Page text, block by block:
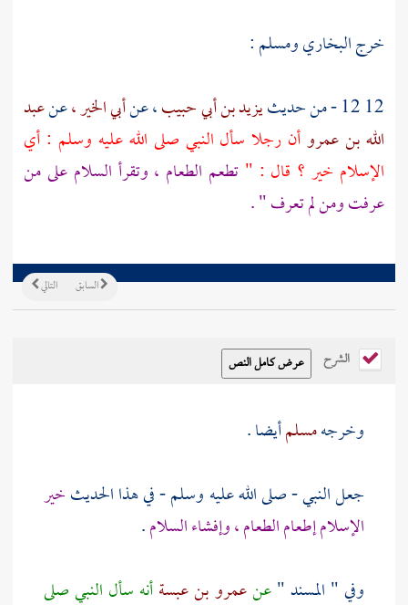
خرج البخاري ومسلم :
12 12 - من حديث
يزيد بن أبي حبيب، عنأبي الخير ،عنعبد
الله بن عمروأن رجلا سأل النبي صلى الله عليه وسلم : أي
الإسلام خير ؟ قال : " تطعم الطعام ، وتقرأ السلام على من
عرفت ومن لم تعرف " .
التالي السابق
الشرح
وخرجهمسلمأيضا .
جعل النبي - صلى الله عليه وسلم - في هذا الحديثخير
الإسلام إطعام الطعام ، وإفشاء السلام.
وفي " المسند "عنعمرو بن عبسةأنه سأل النبي صلى